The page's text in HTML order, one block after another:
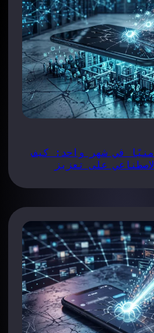
أمنيًا في شهر واحد: كيف
على تعزيز